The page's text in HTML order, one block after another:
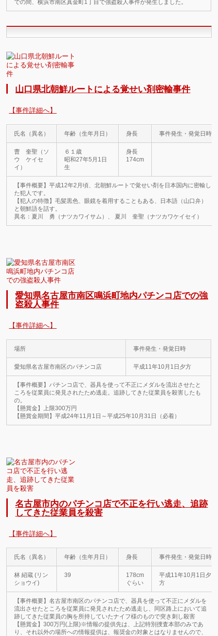
での間、横浜市南区真金町1丁目で強盗殺人事件が発生しました。
山口県北朝鮮ルートによる覚せい剤密輸事件
【事件詳細へ】
氏名（異名） 年齢（生年月日） 身長 事件発生・発覚日時
曹 奎聖（ソ
ウ ケイセ
イ）
６１歳
昭和27年5月1日
生
身長
174cm
【事件概要】平成12年2月頃、北朝鮮ルートで覚せい剤を日本国内に密輸し
た犯人です。
【犯人の特徴】毛髪黒色、眼鏡を着用することもある、日本語（山口弁）
と朝鮮語を話す。
異名：夏川 勇（ナツカワイサム）、 夏川 奎聖（ナツカワケイセイ）
愛知県名古屋市南区鳴浜町地内パチンコ店での強
盗殺人事件
【事件詳細へ】
場所 事件発生・発覚日時
愛知県名古屋市南区のパチンコ店 平成11年10月1日夕方
【事件概要】パチンコ店で、器具を使って不正にメダルを流出させたと
ころを従業員に発見されたため逃走。追跡してきた従業員を殺害したも
の。
【懸賞金】上限300万円
【懸賞金期間】平成24年11月1日～平成25年10月31日（必着）
名古屋市内のパチンコ店で不正を行い逃走、追跡
してきた従業員を殺害
【事件詳細へ】
氏名（異名） 年齢（生年月日） 身長 事件発生・発覚日時
林 紹蔵 (リン
ショウイ)
39
178cm
ぐらい
平成11年10月1日夕
方
【事件概要】名古屋市南区のパチンコ店で、器具を使って不正にメダルを
流出させたところを従業員に発見されたため逃走し、同区路上において追
跡してきた従業員の胸を所持していたナイフ様のもので突き刺し殺害
【懸賞金】300万円(上限)※情報の提供先は、上記特別捜査本部のみであ
り、それ以外の場所への情報提供は、報奨金の対象とはなりませんので、